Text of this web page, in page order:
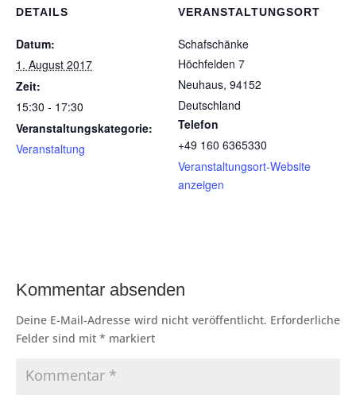
DETAILS
Datum:
1. August 2017
Zeit:
15:30 - 17:30
Veranstaltungskategorie:
Veranstaltung
VERANSTALTUNGSORT
Schafschänke
Höchfelden 7
Neuhaus, 94152
Deutschland
Telefon
+49 160 6365330
Veranstaltungsort-Website
anzeigen
Kommentar absenden
Deine E-Mail-Adresse wird nicht veröffentlicht. Erforderliche
Felder sind mit * markiert